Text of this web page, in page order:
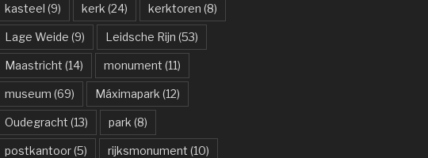
kasteel (9) kerk (24) kerktoren (8)
Lage Weide (9) Leidsche Rijn (53)
Maastricht (14) monument (11)
museum (69) Máximapark (12)
Oudegracht (13) park (8)
postkantoor(5) rijksmonument (10)